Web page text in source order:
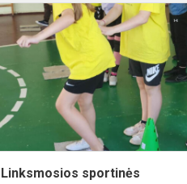
Linksmosios sportinės